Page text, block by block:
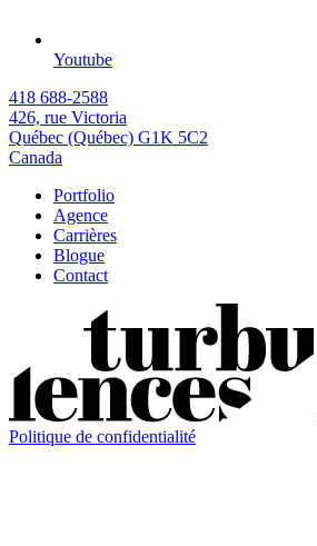
Youtube
418 688-2588
426, rue Victoria
Québec (Québec) G1K 5C2
Canada
Portfolio
Agence
Carrières
Blogue
Contact
Politique de confidentialité